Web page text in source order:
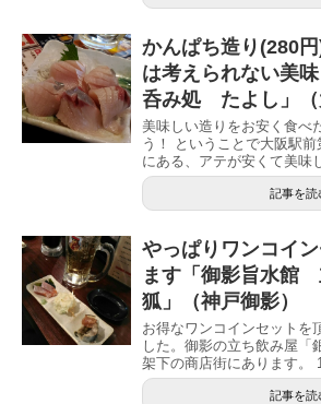
かんぱち造り(280
は考えられない美
呑み処 たよし」（
美味しい造りをお安く食べ
う！ ということで大阪駅
にある、アテが安くて美味
記事を読
やっぱりワンコイ
ます「御影旨水
狐」（神戸御影）
お得なワンコインセットを
した。御影の立ち飲み屋「
架下の商店街にあります。
記事を読